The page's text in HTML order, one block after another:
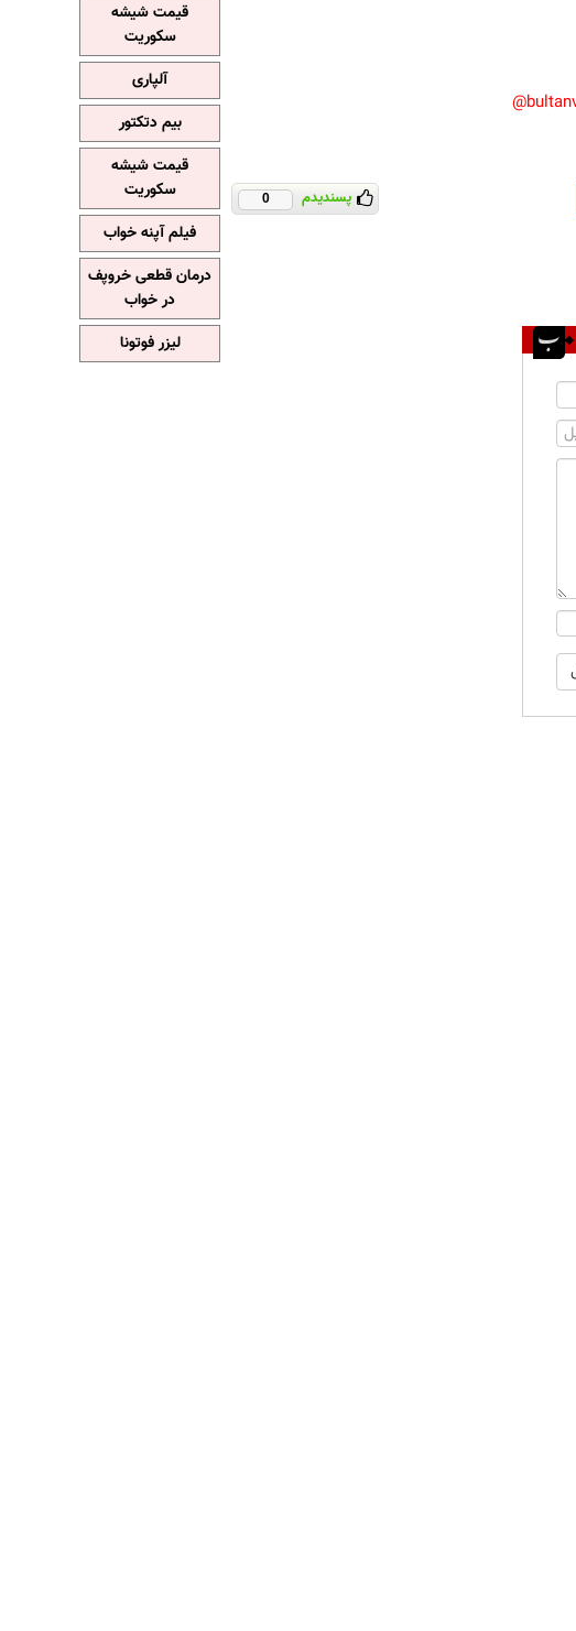
پسندیدم 0
قیمت شیشه
سکوریت
آلپاری
بیم دتکتور
قیمت شیشه
سکوریت
فیلم آپنه خواب
درمان قطعی خروپف
در خواب
لیزر فوتونا